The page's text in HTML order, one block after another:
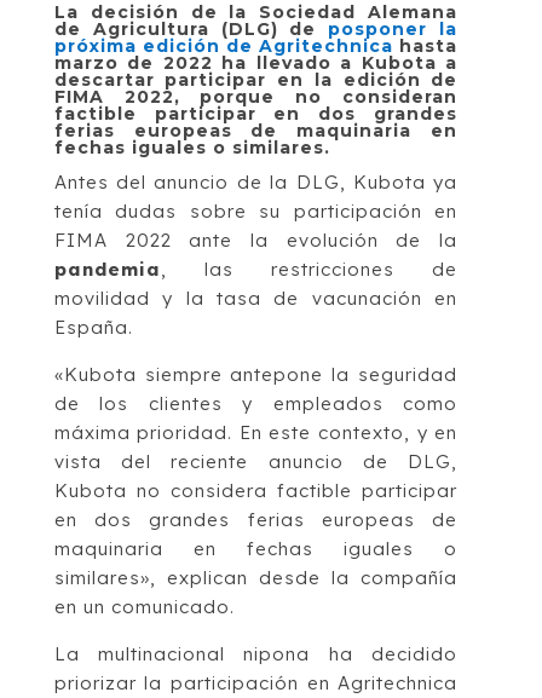
La decisión de la Sociedad Alemana
de Agricultura (DLG) de posponer la
próxima edición de Agritechnica hasta
marzo de 2022 ha llevado a Kubota a
descartar participar en la edición de
FIMA 2022, porque no consideran
factible participar en dos grandes
ferias europeas de maquinaria en
fechas iguales o similares.
Antes del anuncio de la DLG, Kubota ya
tenía dudas sobre su participación en
FIMA 2022 ante la evolución de la
pandemia, las restricciones de
movilidad y la tasa de vacunación en
España.
«Kubota siempre antepone la seguridad
de los clientes y empleados como
máxima prioridad. En este contexto, y en
vista del reciente anuncio de DLG,
Kubota no considera factible participar
en dos grandes ferias europeas de
maquinaria en fechas iguales o
similares», explican desde la compañía
en un comunicado.
La multinacional nipona ha decidido
priorizar la participación en Agritechnica